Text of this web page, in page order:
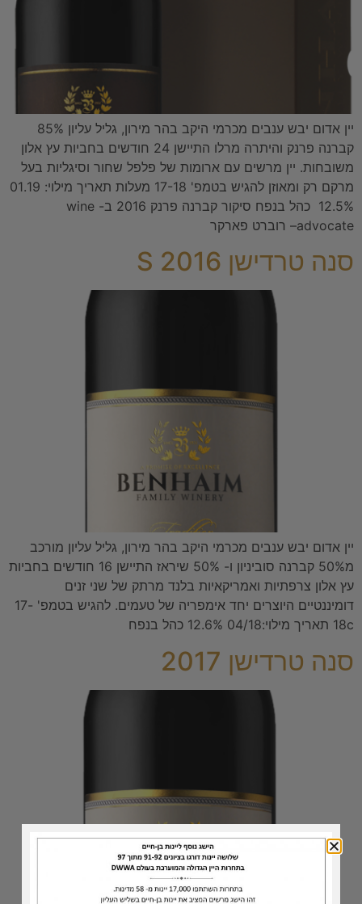
יין אדום יבש ענבים מכרמי היקב בהר מירון, גליל עליון 85%
קברנה פרנק והיתרה מרלו התיישן 24 חודשים בחביות עץ אלון
משובחות. יין מרשים עם ארומות של פלפל שחור וסיגליות בעל
מרקם רק ומאוזן להגיש בטמפ' 17-18 מעלות תאריך מילוי: 01.19
12.5% כהל בנפח סיקור קברנה פרנק 2016 ב- wine
advocate– רוברט פארקר
סנה טרדישן S 2016
יין אדום יבש ענבים מכרמי היקב בהר מירון, גליל עליון מורכב
מ50% קברנה סוביניון ו- 50% שיראז התיישן 16 חודשים בחביות
עץ אלון צרפתיות ואמריקאיות בלנד מרתק של שני זנים
דומיננטיים היוצרים יחד אימפריה של טעמים. להגיש בטמפ' 17-
18c תאריך מילוי:04/18 12.6% כהל בנפח
סנה טרדישן 2017